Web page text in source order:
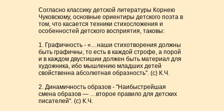
Согласно классику детской литературы Корнею
Чуковскому, основные ориентиры детского поэта в
том, что касается техники стихосложения и
особенностей детского восприятия, таковы:
1. Графичность - «…наши стихотворения должны
быть графичны, то есть в каждой строфе, а порой
и в каждом двустишии должен быть материал для
художника, ибо мышлению младших детей
свойственна абсолютная образность". (с) К.Ч.
2. Динамичность образов - "Наибыстрейшая
смена образов — …второе правило для детских
писателей". (с) К.Ч.